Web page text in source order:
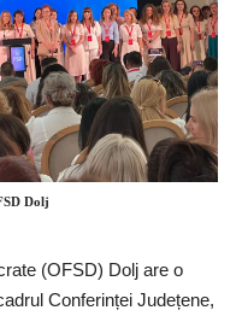
Dolj
(OFSD) Dolj are o
Conferinței Județene,